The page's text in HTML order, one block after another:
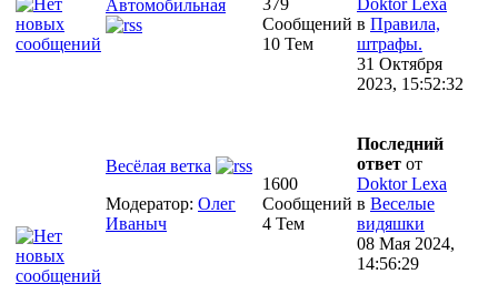
Автомобильная
379
Сообщений
10 Тем
Doktor Lexa
в Правила,
штрафы.
31 Октября
2023, 15:52:32
Весёлая ветка
Модератор: Олег
Иваныч
1600
Сообщений
4 Тем
Последний
ответ от
Doktor Lexa
в Веселые
видяшки
08 Мая 2024,
14:56:29